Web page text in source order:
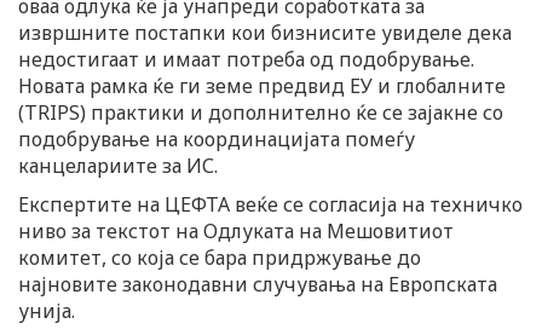
оваа одлука ќе ја унапреди соработката за
извршните постапки кои бизнисите увиделе дека
недостигаат и имаат потреба од подобрување.
Новата рамка ќе ги земе предвид ЕУ и глобалните
(TRIPS) практики и дополнително ќе се зајакне со
подобрување на координацијата помеѓу
канцелариите за ИС.
Експертите на ЦЕФТА веќе се согласија на техничко
ниво за текстот на Одлуката на Мешовитиот
комитет, со која се бара придржување до
најновите законодавни случувања на Европската
унија.